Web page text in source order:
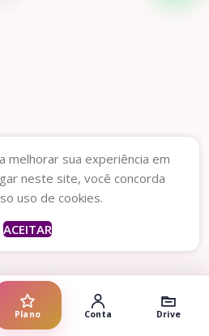
melhorar sua experiência em
neste site, você concorda
uso de cookies.
ACEITAR
Plano Conta Drive